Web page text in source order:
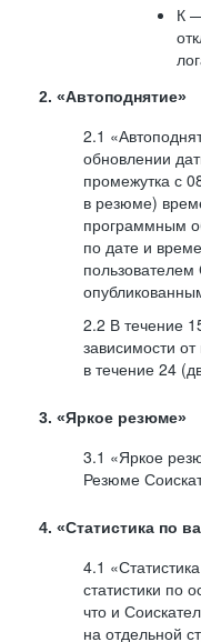
К
2. «Автоподнятие»
2.1
обновлении
промежутка с
в резюме)
программным
по дате и
2.2 В течение
зависимости
в течение 24
3. «Яркое резюме»
3.1 «Яркое
Резюме
4. «Статистика по
4.1
статистики по
что и
на отдельной